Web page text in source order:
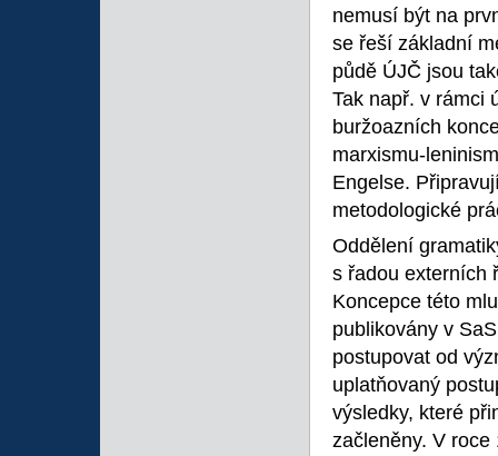
nemusí být na
se řeší základní
půdě ÚJČ jsou
Tak např. v rámci
buržoazních
marxismu-
Engelse.
metodologické
Oddělení
s řadou externích
Koncepce této
publikovány v
postupovat od
uplatňovaný
výsledky, které
začleněny. V